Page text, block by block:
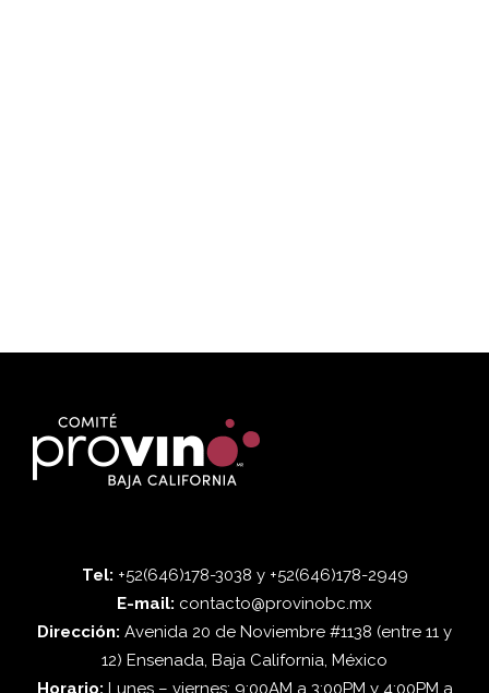
Tel: +52(646)178-3038 y +52(646)178-2949
E-mail: contacto@provinobc.mx
Dirección: Avenida 20 de Noviembre #1138 (entre 11 y
12) Ensenada, Baja California, México
Horario: Lunes – viernes: 9:00AM a 3:00PM y 4:00PM a